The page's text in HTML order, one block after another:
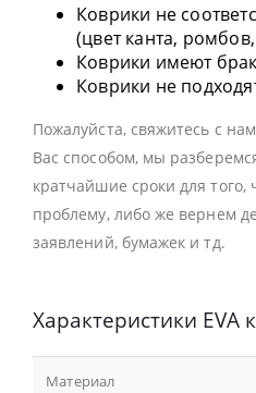
Коврики не
(цвет канта,
Коврики имеют
Коврики не
Пожалуйста, свяжитесь с
Вас способом, мы
кратчайшие сроки для
проблему, либо же вернем
заявлений, бумажек и тд.
Характеристики EVA
Материал